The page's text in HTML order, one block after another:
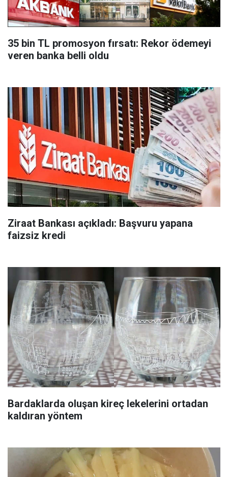
35 bin TL promosyon fırsatı: Rekor ödemeyi
veren banka belli oldu
Ziraat Bankası açıkladı: Başvuru yapana
faizsiz kredi
Bardaklarda oluşan kireç lekelerini ortadan
kaldıran yöntem